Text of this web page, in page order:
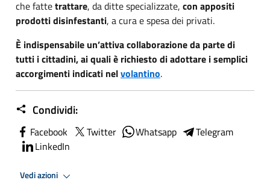
che fattetrattare, da ditte specializzate, con appositi
prodotti disinfestanti, a cura e spesa dei privati.
È indispensabile un’attiva collaborazione da parte di
tutti i cittadini, ai quali è richiesto di adottare i semplici
accorgimenti indicati nelvolantino.
Condividi:
Facebook Twitter Whatsapp
Telegram
LinkedIn
Vedi azioni